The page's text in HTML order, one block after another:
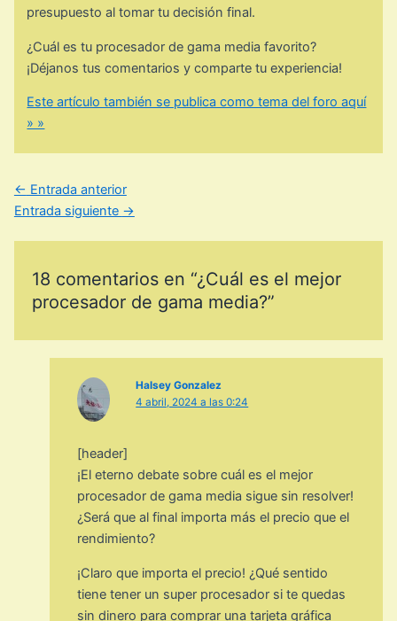
presupuesto al tomar tu decisión final.
¿Cuál es tu procesador de gama media favorito?
¡Déjanos tus comentarios y comparte tu experiencia!
Este artículo también se publica como tema del foro aquí
» »
← Entrada anterior
Entrada siguiente →
18 comentarios en “¿Cuál es el mejor
procesador de gama media?”
Halsey Gonzalez
4 abril, 2024 a las 0:24
[header]
¡El eterno debate sobre cuál es el mejor
procesador de gama media sigue sin resolver!
¿Será que al final importa más el precio que el
rendimiento?
¡Claro que importa el precio! ¿Qué sentido
tiene tener un super procesador si te quedas
sin dinero para comprar una tarjeta gráfica